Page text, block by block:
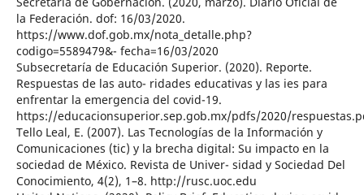
la Federación. dof: 16/03/2020.
https://www.dof.gob.mx/nota_detalle.php?
codigo=5589479&- fecha=16/03/2020
Subsecretaría de Educación Superior. (2020). Reporte.
Respuestas de las auto- ridades educativas y las ies para
enfrentar la emergencia del covid-19.
https://educacionsuperior.sep.gob.mx/pdfs/2020/
Tello Leal, E. (2007). Las Tecnologías de la Información y
Comunicaciones (tic) y la brecha digital: Su impacto en la
sociedad de México. Revista de Univer- sidad y Sociedad Del
Conocimiento, 4(2), 1–8. http://rusc.uoc.edu